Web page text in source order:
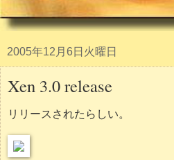
2005年12月6日火曜日
Xen 3.0 release
リリースされたらしい。